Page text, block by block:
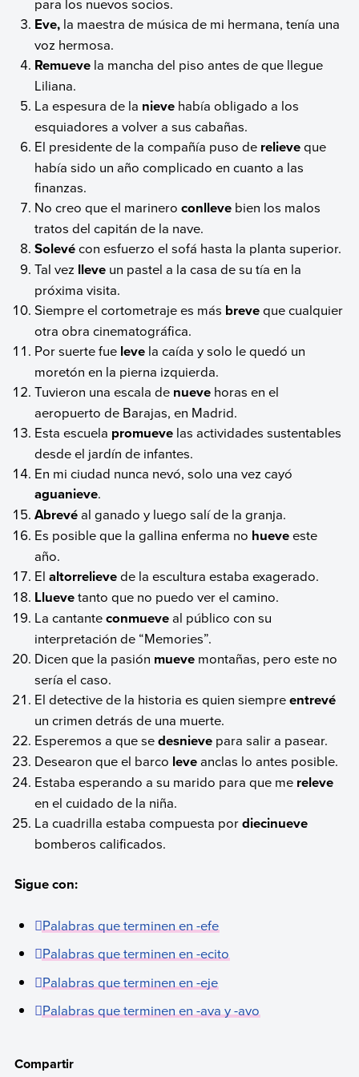
Eve, la maestra de música de mi hermana, tenía una
voz hermosa.
Remueve la mancha del piso antes de que llegue
Liliana.
La espesura de la nieve había obligado a los
esquiadores a volver a sus cabañas.
El presidente de la compañía puso de relieveque
había sido un año complicado en cuanto a las
finanzas.
No creo que el marineroconlleve bien los malos
tratos del capitán de la nave.
Solevécon esfuerzo el sofá hasta la planta superior.
Tal vez lleve un pastel a la casa de su tía en la
próxima visita.
Siempre el cortometraje es más breveque cualquier
otra obra cinematográfica.
Por suerte fue leve la caída y solo le quedó un
moretón en la pierna izquierda.
Tuvieron una escala de nueve horas en el
aeropuerto de Barajas, en Madrid.
Esta escuela promueve las actividades sustentables
desde el jardín de infantes.
En mi ciudad nunca nevó, solo una vez cayó
aguanieve.
Abrevéal ganado y luego salí de la granja.
Es posible que la gallina enferma no hueveeste
año.
Elaltorrelievede la escultura estaba exagerado.
Lluevetanto que no puedo ver el camino.
La cantanteconmueveal público con su
interpretación de “Memories”.
Dicen que la pasión mueve montañas, pero este no
sería el caso.
El detective de la historia es quien siempreentrevé
un crimen detrás de una muerte.
Esperemos a que sedesnieve para salir a pasear.
Desearon que el barco leveanclas lo antes posible.
Estaba esperando a su marido para que me releve
en el cuidado de la niña.
La cuadrilla estaba compuesta pordiecinueve
bomberos calificados.
Sigue con:
Palabras que terminen en -efe
Palabras que terminen en -ecito
Palabras que terminen en -eje
Palabras que terminen en -ava y -avo
Compartir